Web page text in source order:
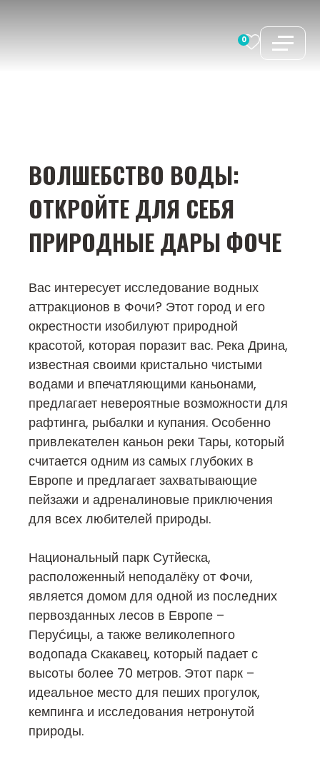
0
ВОЛШЕБСТВО ВОДЫ:
ОТКРОЙТЕ ДЛЯ СЕБЯ
ПРИРОДНЫЕ ДАРЫ ФОЧЕ
Вас интересует исследование водных
аттракционов в Фочи? Этот город и его
окрестности изобилуют природной
красотой, которая поразит вас. Река Дрина,
известная своими кристально чистыми
водами и впечатляющими каньонами,
предлагает невероятные возможности для
рафтинга, рыбалки и купания. Особенно
привлекателен каньон реки Тары, который
считается одним из самых глубоких в
Европе и предлагает захватывающие
пейзажи и адреналиновые приключения
для всех любителей природы.
Национальный парк Сутйеска,
расположенный неподалёку от Фочи,
является домом для одной из последних
первозданных лесов в Европе –
Перуćицы, а также великолепного
водопада Скакавец, который падает с
высоты более 70 метров. Этот парк –
идеальное место для пеших прогулок,
кемпинга и исследования нетронутой
природы.